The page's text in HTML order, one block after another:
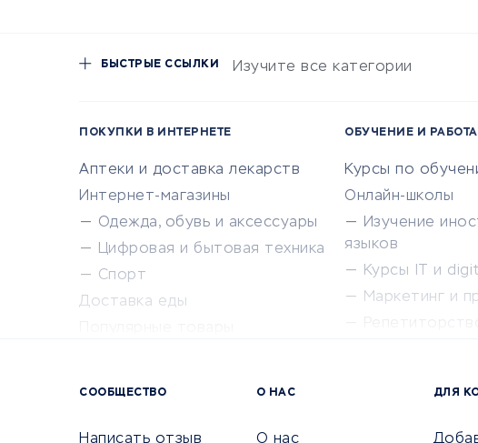
БЫСТРЫЕ ССЫЛКИ Изучите все категории
ПОКУПКИ В ИНТЕРНЕТЕ
Аптеки и доставка лекарств
Интернет-магазины
Одежда, обувь и аксессуары
Цифровая и бытовая техника
Спорт
Доставка еды
ОБУЧЕНИЕ И РАБОТА
Курсы по
Онлайн-школы
Изучение
языков
Курсы IT и
Маркетинг и
Университеты
СООБЩЕСТВО
Написать отзыв
О НАС
О нас
ДЛЯ